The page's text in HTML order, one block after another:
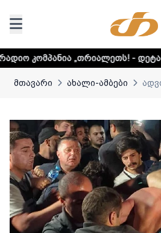
- დეტალური
მთავარი ახალი-ამბები